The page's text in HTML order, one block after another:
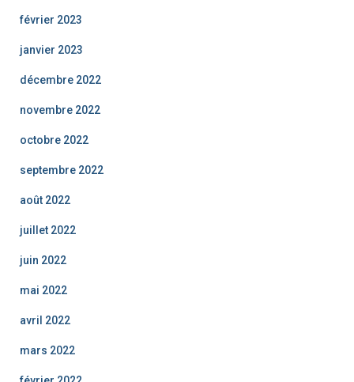
février 2023
janvier 2023
décembre 2022
novembre 2022
octobre 2022
septembre 2022
août 2022
juillet 2022
juin 2022
mai 2022
avril 2022
mars 2022